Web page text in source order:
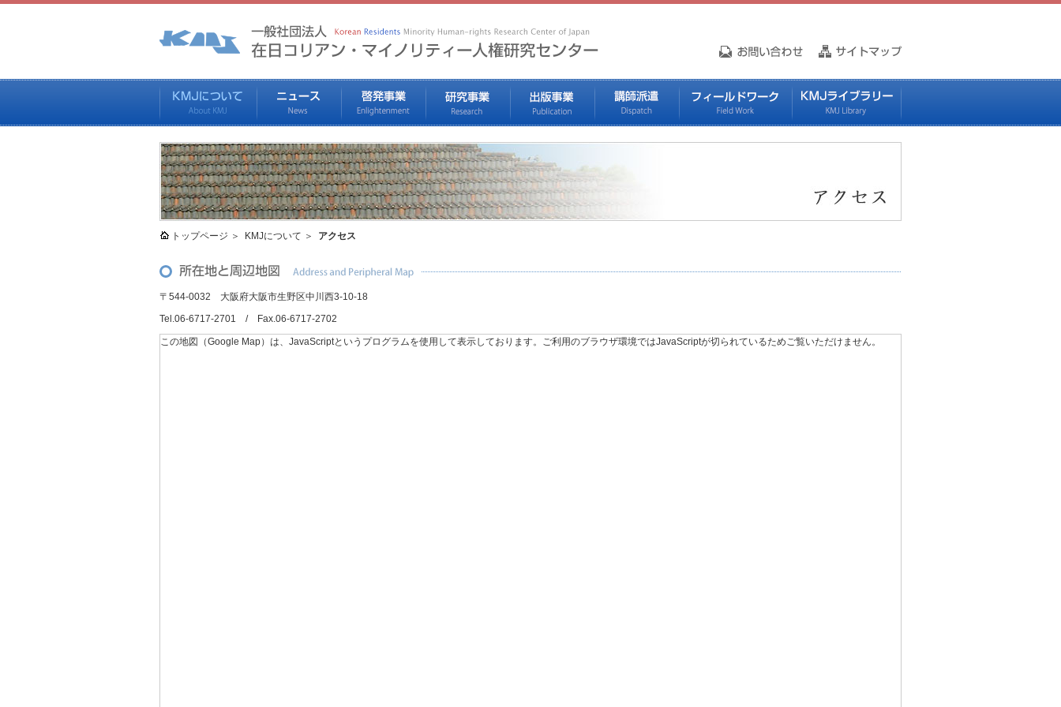
トップページ KMJについて アクセス
〒544-0032 大阪府大阪市生野区中川西3-10-18
Tel.06-6717-2701 / Fax.06-6717-2702
この地図（Google Map）は、JavaScriptというプログラムを使用して表示しております。ご利用のブラウザ環境ではJavaScriptが切られているためご覧いただけません。